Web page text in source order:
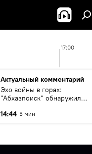
17:00
Актуальный комментарий
Эхо войны в горах:
"Абхазпоиск" обнаружил
захоронения в Псху
14:44 5 мин